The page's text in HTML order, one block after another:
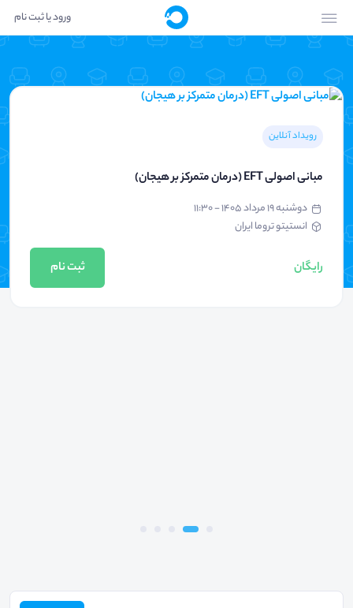
ورود یا ثبت نام
رویداد آنلاین
مبانی اصولی EFT (درمان متمرکز بر هیجان)
دوشنبه ۱۹ مرداد ۱۴۰۵ - ۱۱:۳۰
انستیتو تروما ایران
رایگان ثبت نام